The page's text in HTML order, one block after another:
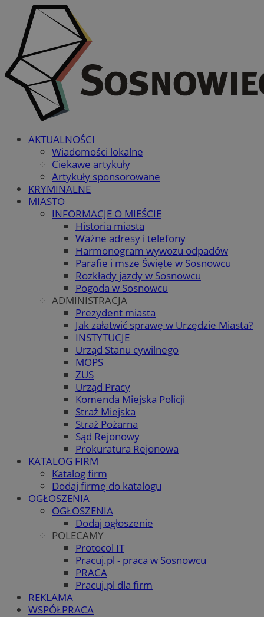
AKTUALNOŚCI
Wiadomości lokalne
Ciekawe artykuły
Artykuły sponsorowane
KRYMINALNE
MIASTO
INFORMACJE O MIEŚCIE
Historia miasta
Ważne adresy i telefony
Harmonogram wywozu odpadów
Parafie i msze Święte w Sosnowcu
Rozkłady jazdy w Sosnowcu
Pogoda w Sosnowcu
ADMINISTRACJA
Prezydent miasta
Jak załatwić sprawę w Urzędzie Miasta?
INSTYTUCJE
Urząd Stanu cywilnego
MOPS
ZUS
Urząd Pracy
Komenda Miejska Policji
Straż Miejska
Straż Pożarna
Sąd Rejonowy
Prokuratura Rejonowa
KATALOG FIRM
Katalog firm
Dodaj firmę do katalogu
OGŁOSZENIA
OGŁOSZENIA
Dodaj ogłoszenie
POLECAMY
Protocol IT
Pracuj.pl - praca w Sosnowcu
PRACA
Pracuj.pl dla firm
REKLAMA
WSPÓŁPRACA